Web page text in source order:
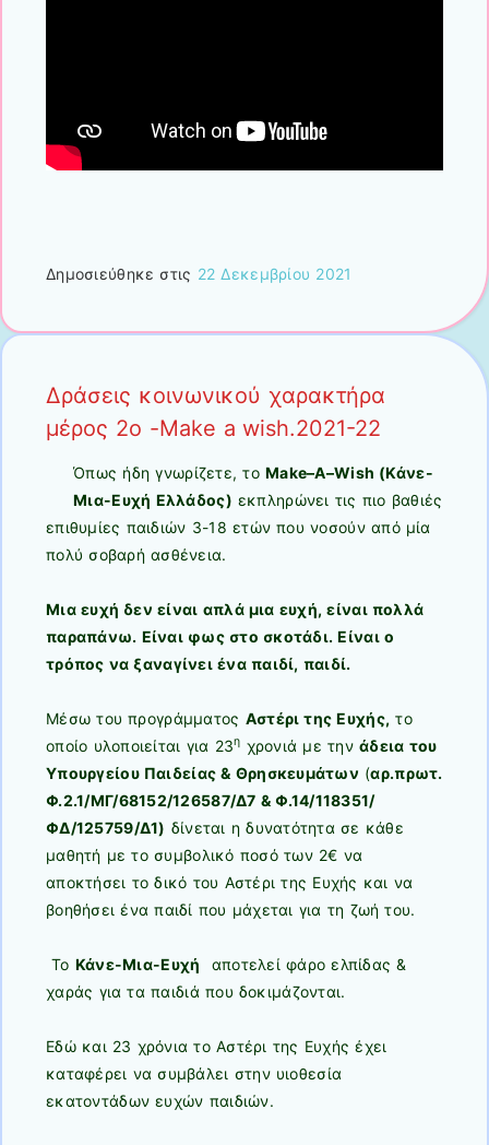
Δημοσιεύθηκε στις 22 Δεκεμβρίου 2021
Δράσεις κοινωνικού χαρακτήρα
μέρος 2ο -Make a wish.2021-22
Όπως ήδη γνωρίζετε, το Make–A–Wish (Κάνε-
Μια-Ευχή Ελλάδος) εκπληρώνει τις πιο βαθιές
επιθυμίες παιδιών 3-18 ετών που νοσούν από μία
πολύ σοβαρή ασθένεια.
Μια ευχή δεν είναι απλά μια ευχή, είναι πολλά
παραπάνω. Είναι φως στο σκοτάδι. Είναι ο
τρόπος να ξαναγίνει ένα παιδί, παιδί.
Μέσω του προγράμματος Αστέρι της Ευχής, το
οποίο υλοποιείται για 23η χρονιά με τηνάδεια του
Υπουργείου Παιδείας & Θρησκευμάτων (αρ.πρωτ.
Φ.2.1/ΜΓ/68152/126587/Δ7 & Φ.14/118351/
ΦΔ/125759/Δ1) δίνεται η δυνατότητα σε κάθε
μαθητή με το συμβολικό ποσό των 2€ να
αποκτήσει το δικό του Αστέρι της Ευχής και να
βοηθήσει ένα παιδί που μάχεται για τη ζωή του.
Το Κάνε-Μια-Ευχή αποτελεί φάρο ελπίδας &
χαράς για τα παιδιά που δοκιμάζονται.
Εδώ και 23 χρόνια το Αστέρι της Ευχής έχει
καταφέρει να συμβάλει στην υιοθεσία
εκατοντάδων ευχών παιδιών.